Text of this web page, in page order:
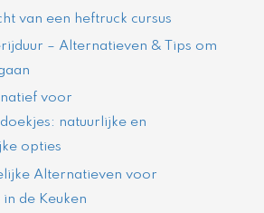
van een heftruck cursus
– Alternatieven & Tips om
voor
natuurlijke en
opties
Alternatieven voor
de Keuken